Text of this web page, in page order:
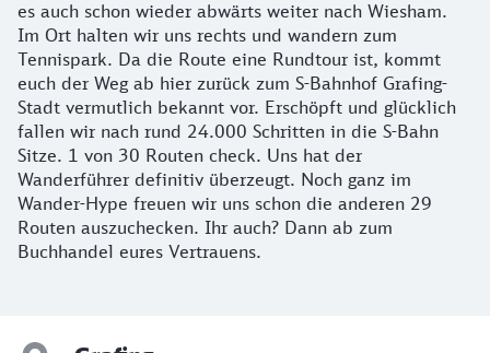
es auch schon wieder abwärts weiter nach Wiesham.
Im Ort halten wir uns rechts und wandern zum
Tennispark. Da die Route eine Rundtour ist, kommt
euch der Weg ab hier zurück zum S-Bahnhof Grafing-
Stadt vermutlich bekannt vor. Erschöpft und glücklich
fallen wir nach rund 24.000 Schritten in die S-Bahn
Sitze. 1 von 30 Routen check. Uns hat der
Wanderführer definitiv überzeugt. Noch ganz im
Wander-Hype freuen wir uns schon die anderen 29
Routen auszuchecken. Ihr auch? Dann ab zum
Buchhandel eures Vertrauens.